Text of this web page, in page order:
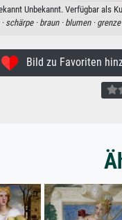
Unbekannt. Verfügbar als
schärpe · braun · blumen · grenze
Bild zu Favoriten